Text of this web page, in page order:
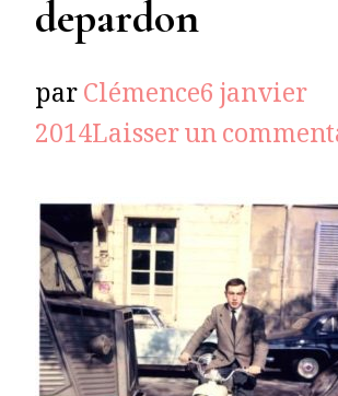
depardon
parClémence6 janvier
2014Laisser un